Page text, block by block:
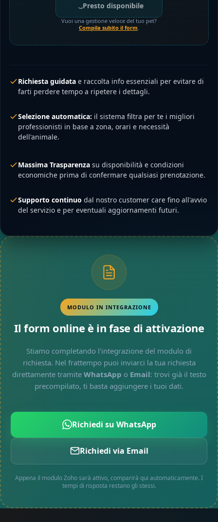
Presto disponibile
Vuoi una gestione veloce del tuo pet?
Compila subito il form
Richiesta guidata e raccolta info essenziali per evitare di
farti perdere tempo a ripetere i dettagli.
Selezione automatica: il sistema filtra per te i migliori
professionisti in base a zona, orari e necessità
dell'animale.
Massima Trasparenza su disponibilità e condizioni
economiche prima di confermare qualsiasi prenotazione.
Supporto continuo dal nostro customer care fino all'avvio
del servizio e per eventuali aggiornamenti futuri.
MODULO IN INTEGRAZIONE
Il form online è in fase di attivazione
Stiamo completando l'integrazione del modulo di
richiesta. Nel frattempo puoi inviarci la tua richiesta
direttamente tramite WhatsApp o Email: trovi già il testo
precompilato, ti basta aggiungere i tuoi dati.
Richiedi su WhatsApp
Richiedi via Email
Appena il modulo Zoho sarà attivo, comparirà qui automaticamente. I
tempi di risposta restano gli stessi.